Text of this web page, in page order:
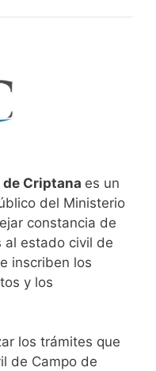
de Criptana es un
del Ministerio
constancia de
al estado civil de
inscriben los
y los
los trámites que
de Campo de